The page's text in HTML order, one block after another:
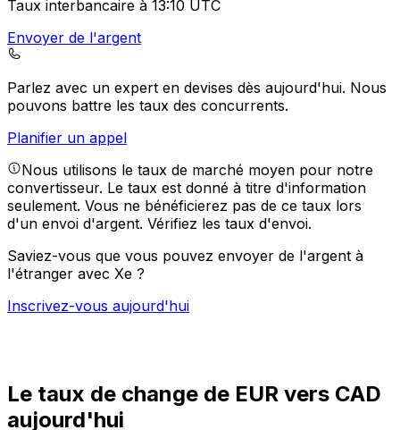
Taux interbancaire à 13:10 UTC
Envoyer de l'argent
Parlez avec un expert en devises dès aujourd'hui. Nous
pouvons battre les taux des concurrents.
Planifier un appel
Nous utilisons le taux de marché moyen pour notre
convertisseur. Le taux est donné à titre d'information
seulement. Vous ne bénéficierez pas de ce taux lors
d'un envoi d'argent. Vérifiez les taux d'envoi.
Saviez-vous que vous pouvez envoyer de l'argent à
l'étranger avec Xe ?
Inscrivez-vous aujourd'hui
Le taux de change de EUR vers CAD
aujourd'hui